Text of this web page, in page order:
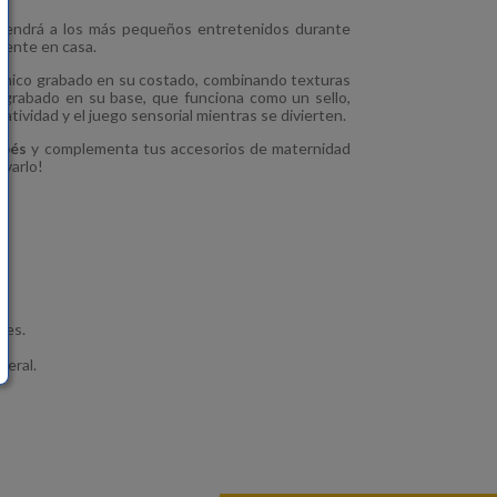
a los más pequeños entretenidos durante
en casa.
grabado en su costado, combinando texturas
en su base, que funciona como un sello,
y el juego sensorial mientras se divierten.
y complementa tus accesorios de maternidad